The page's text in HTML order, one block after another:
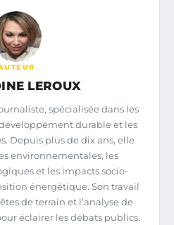
LEROUX
spécialisée dans les
durable et les
Depuis plus de dix ans, elle
environnementales, les
et les impacts socio-
énergétique. Son travail
de terrain et l’analyse de
éclairer les débats publics.